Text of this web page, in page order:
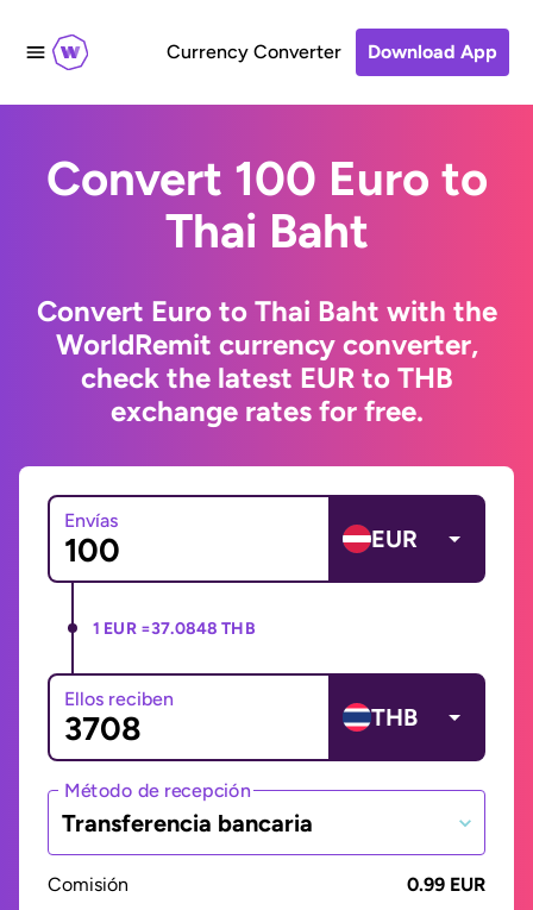
Currency Converter Download App
Convert 100 Euro to
Thai Baht
Convert Euro to Thai Baht with the
WorldRemit currency converter,
check the latest EUR to THB
exchange rates for free.
Envías
EUR
1 EUR =37.0848 THB
Ellos reciben
THB
Método de recepción
Transferencia bancaria
Comisión
0.99 EUR